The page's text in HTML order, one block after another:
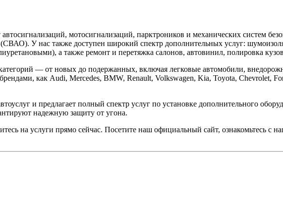
мотосигнализаций, парктроников и механических систем
У нас также доступен широкий спектр дополнительных услуг:
а также ремонт и перетяжка салонов, автовинил, полировка
— от новых до подержанных, включая легковые автомобили,
как Audi, Mercedes, BMW, Renault, Volkswagen, Kia, Toyota, Chevrolet,
и предлагает полный спектр услуг по установке дополнительного
надежную защиту от угона.
на услуги прямо сейчас. Посетите наш официальный сайт, ознакомьтесь с